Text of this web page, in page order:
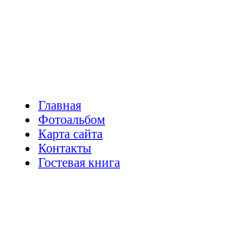
Главная
Фотоальбом
Карта сайта
Контакты
Гостевая книга